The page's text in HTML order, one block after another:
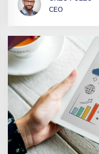
CEO